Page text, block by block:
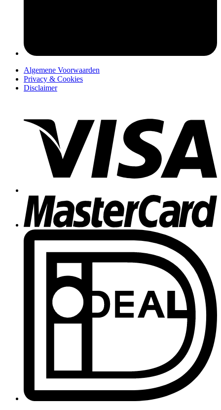
Algemene Voorwaarden
Privacy & Cookies
Disclaimer